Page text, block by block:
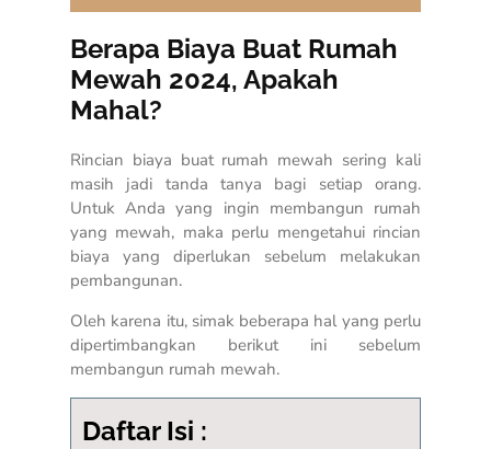
Berapa Biaya Buat Rumah
Mewah 2024, Apakah
Mahal?
Rincian biaya buat rumah mewah sering kali
masih jadi tanda tanya bagi setiap orang.
Untuk Anda yang ingin membangun rumah
yang mewah, maka perlu mengetahui rincian
biaya yang diperlukan sebelum melakukan
pembangunan.
Oleh karena itu, simak beberapa hal yang perlu
dipertimbangkan berikut ini sebelum
membangun rumah mewah.
Daftar Isi :